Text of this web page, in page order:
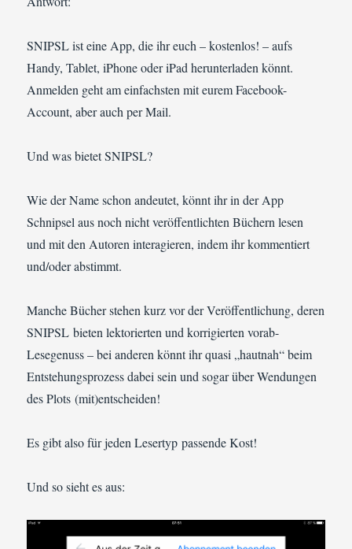
SNIPSL ist eine App, die ihr euch – kostenlos! – aufs
Handy, Tablet, iPhone oder iPad herunterladen könnt.
Anmelden geht am einfachsten mit eurem Facebook-
Account, aber auch per Mail.
Und was bietet SNIPSL?
Wie der Name schon andeutet, könnt ihr in der App
Schnipsel aus noch nicht veröffentlichten Büchern lesen
und mit den Autoren interagieren, indem ihr kommentiert
und/oder abstimmt.
Manche Bücher stehen kurz vor der Veröffentlichung, deren
SNIPSL bieten lektorierten und korrigierten vorab-
Lesegenuss – bei anderen könnt ihr quasi „hautnah“ beim
Entstehungsprozess dabei sein und sogar über Wendungen
des Plots (mit)entscheiden!
Es gibt also für jeden Lesertyp passende Kost!
Und so sieht es aus: